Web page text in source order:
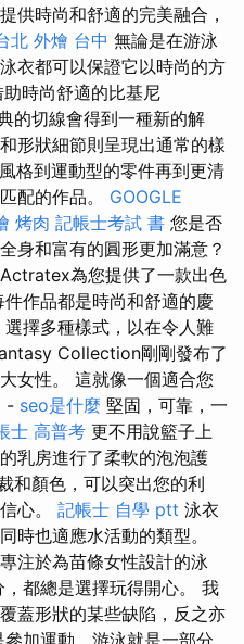
供時尚和舒適的完美融合，
北 外燴 台中 無論是在游泳
衣都可以保證它以時尚的方
助時尚舒適的比基尼
的切線會得到一種新的解
形狀細節則呈現出通常的樣
格到運動型的零件再到更清
配的作品。 GOOGLE
烤肉 記帳士考試 書 您是否
身和富有的圓形更加滿意？
為您提供了一款出色
作品都是時尚和舒適的慶
擇多種樣式，以在令人難
Collection剛剛發布了
女性。 這就像一個適合您
- seo是什麼 堅固，可靠，一
士 高普考 更不用說籃子上
乳房進行了柔軟的泡泡護
和顏色，可以突出您的利
心。 記帳士 自學 ptt 泳衣
時也適應水活動的類型。
注於為苗條女性設計的泳
都總是選擇玩得開心。 我
蓋形狀的某些缺陷，反之亦
加運動，游泳就是一部分